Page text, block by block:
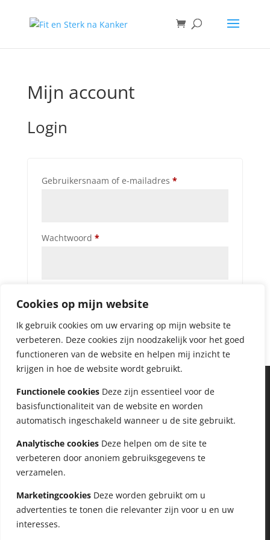
Cookies op mijn website
Ik gebruik cookies om uw ervaring op mijn website te
verbeteren. Deze cookies zijn noodzakelijk voor het goed
functioneren van de website en helpen mij inzicht te
krijgen in hoe de website wordt gebruikt.
Functionele cookies Deze zijn essentieel voor de
basisfunctionaliteit van de website en worden
automatisch ingeschakeld wanneer u de site gebruikt.
Analytische cookies Deze helpen om de site te
verbeteren door anoniem gebruiksgegevens te
verzamelen.
Marketingcookies Deze worden gebruikt om u
advertenties te tonen die relevanter zijn voor u en uw
interesses.
Mijn account
Login
Gebruikersnaam of e-mailadres *Vereist
Wachtwoord *Vereist
Inloggen
Je wachtwoord vergeten?